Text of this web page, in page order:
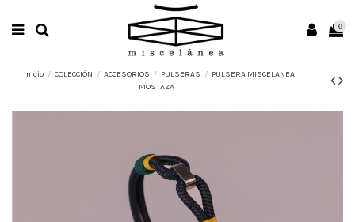
0
Inicio COLECCIÓN ACCESORIOS PULSERAS
PULSERA MISCELANEA
MOSTAZA